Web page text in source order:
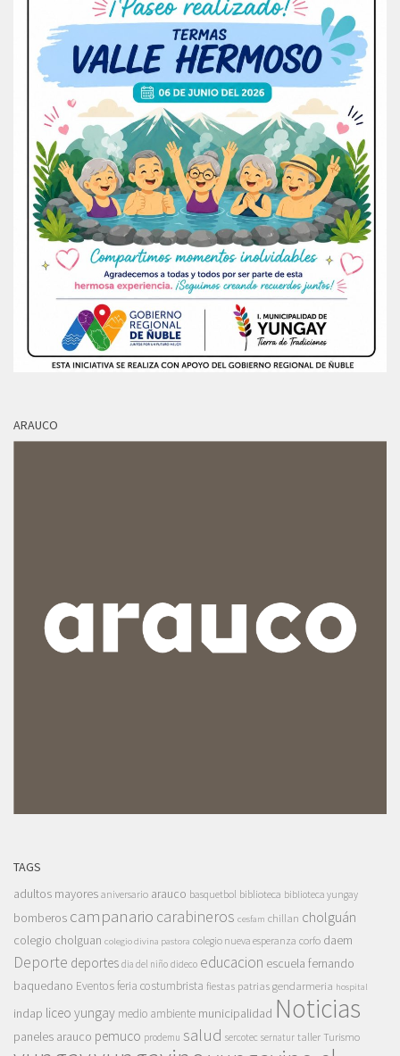
ARAUCO
TAGS
adultos mayores aniversario arauco basquetbol biblioteca biblioteca yungay
bomberos campanario carabineros cesfam chillan cholguán
colegio cholguan colegio divina pastora colegio nueva esperanza corfo daem
Deporte deportes dia del niño dideco educacion escuela fernando
baquedano Eventosferia costumbrista fiestas patrias gendarmeria hospital
indap liceo yungay medio ambiente municipalidad Noticias
paneles arauco pemuco prodemu salud sercotec sernatur taller Turismo